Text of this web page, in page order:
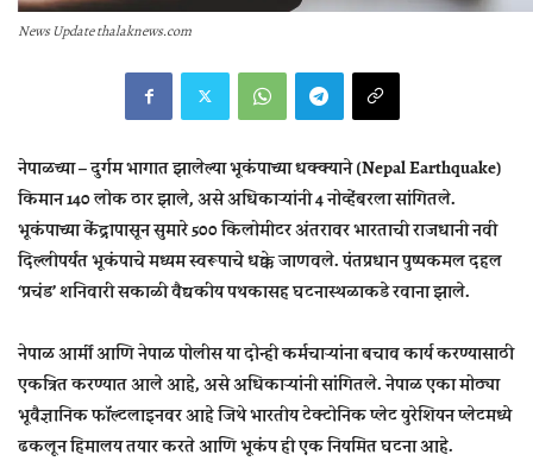
News Update thalaknews.com
नेपाळच्या – दुर्गम भागात झालेल्या भूकंपाच्या धक्क्याने (Nepal Earthquake)
किमान 140 लोक ठार झाले, असे अधिकाऱ्यांनी 4 नोव्हेंबरला सांगितले.
भूकंपाच्या केंद्रापासून सुमारे 500 किलोमीटर अंतरावर भारताची राजधानी नवी
दिल्लीपर्यंत भूकंपाचे मध्यम स्वरूपाचे धक्के जाणवले. पंतप्रधान पुष्पकमल दहल
‘प्रचंड’ शनिवारी सकाळी वैद्यकीय पथकासह घटनास्थळाकडे रवाना झाले.
नेपाळ आर्मी आणि नेपाळ पोलीस या दोन्ही कर्मचाऱ्यांना बचाव कार्य करण्यासाठी
एकत्रित करण्यात आले आहे, असे अधिकाऱ्यांनी सांगितले. नेपाळ एका मोठ्या
भूवैज्ञानिक फॉल्टलाइनवर आहे जिथे भारतीय टेक्टोनिक प्लेट युरेशियन प्लेटमध्ये
ढकलून हिमालय तयार करते आणि भूकंप ही एक नियमित घटना आहे.